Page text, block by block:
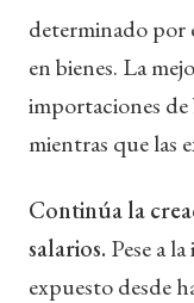
determinado por
en bienes. La
importaciones
mientras que las
Continúa la
salarios. Pese a
expuesto desde